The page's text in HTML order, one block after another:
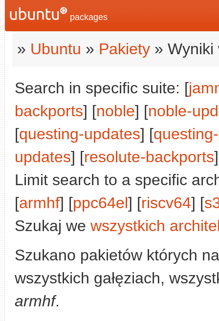
packages
» Ubuntu » Pakiety » Wyniki
Search in specific suite: [
backports] [noble] [noble-
[questing-updates] [
updates] [resolute-backports
Limit search to a specific
[armhf] [ppc64el] [riscv64] [
Szukaj we wszystkich
Szukano pakietów których
wszystkich gałęziach,
armhf.